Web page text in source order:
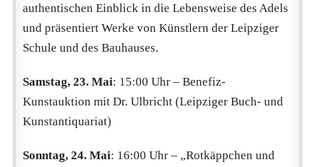
authentischen Einblick in die Lebensweise des Adels
und präsentiert Werke von Künstlern der Leipziger
Schule und des Bauhauses.
Samstag, 23. Mai: 15:00 Uhr – Benefiz-
Kunstauktion mit Dr. Ulbricht (Leipziger Buch- und
Kunstantiquariat)
Sonntag, 24. Mai: 16:00 Uhr – „Rotkäppchen und